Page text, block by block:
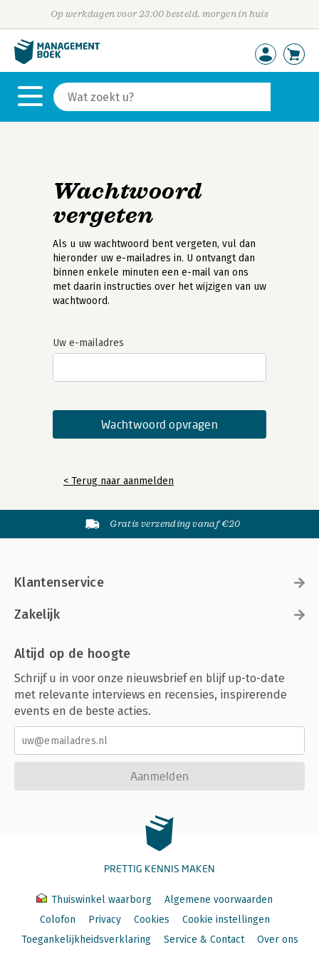
Op werkdagen voor 23:00 besteld, morgen in huis
Wachtwoord
vergeten
Als u uw wachtwoord bent vergeten, vul dan
hieronder uw e-mailadres in. U ontvangt dan
binnen enkele minuten een e-mail van ons
met daarin instructies over het wijzigen van uw
wachtwoord.
Uw e-mailadres
< Terug naar aanmelden
Gratis verzending vanaf €20
Klantenservice
Zakelijk
Altijd op de hoogte
Schrijf u in voor onze nieuwsbrief en blijf up-to-date
met relevante interviews en recensies, inspirerende
events en de beste acties.
Aanmelden
PRETTIG KENNIS MAKEN
Thuiswinkel waarborg
Algemene voorwaarden
Colofon
Privacy Cookies
Cookie instellingen
Toegankelijkheidsverklaring
Service & Contact Over ons